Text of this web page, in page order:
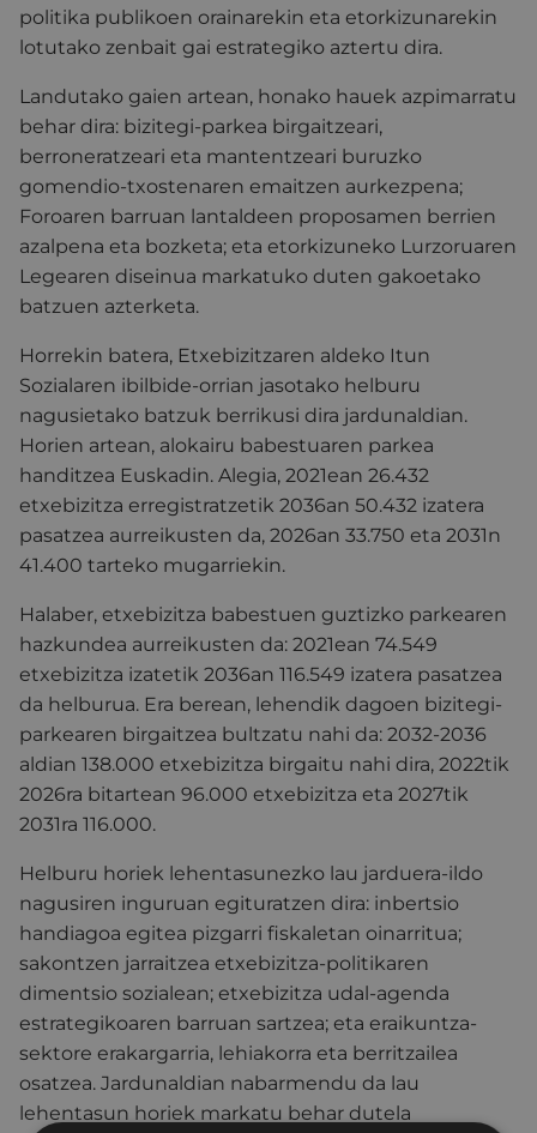
politika publikoen orainarekin eta etorkizunarekin
lotutako zenbait gai estrategiko aztertu dira.
Landutako gaien artean, honako hauek azpimarratu
behar dira: bizitegi-parkea birgaitzeari,
berroneratzeari eta mantentzeari buruzko
gomendio-txostenaren emaitzen aurkezpena;
Foroaren barruan lantaldeen proposamen berrien
azalpena eta bozketa; eta etorkizuneko Lurzoruaren
Legearen diseinua markatuko duten gakoetako
batzuen azterketa.
Horrekin batera, Etxebizitzaren aldeko Itun
Sozialaren ibilbide-orrian jasotako helburu
nagusietako batzuk berrikusi dira jardunaldian.
Horien artean, alokairu babestuaren parkea
handitzea Euskadin. Alegia, 2021ean 26.432
etxebizitza erregistratzetik 2036an 50.432 izatera
pasatzea aurreikusten da, 2026an 33.750 eta 2031n
41.400 tarteko mugarriekin.
Halaber, etxebizitza babestuen guztizko parkearen
hazkundea aurreikusten da: 2021ean 74.549
etxebizitza izatetik 2036an 116.549 izatera pasatzea
da helburua. Era berean, lehendik dagoen bizitegi-
parkearen birgaitzea bultzatu nahi da: 2032-2036
aldian 138.000 etxebizitza birgaitu nahi dira, 2022tik
2026ra bitartean 96.000 etxebizitza eta 2027tik
2031ra 116.000.
Helburu horiek lehentasunezko lau jarduera-ildo
nagusiren inguruan egituratzen dira: inbertsio
handiagoa egitea pizgarri fiskaletan oinarritua;
sakontzen jarraitzea etxebizitza-politikaren
dimentsio sozialean; etxebizitza udal-agenda
estrategikoaren barruan sartzea; eta eraikuntza-
sektore erakargarria, lehiakorra eta berritzailea
osatzea. Jardunaldian nabarmendu da lau
lehentasun horiek markatu behar dutela